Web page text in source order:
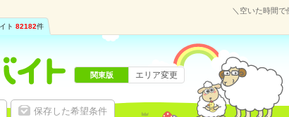
＼空いた時間で
ト 82182件
保存した希望条件
関東版 エリア変更